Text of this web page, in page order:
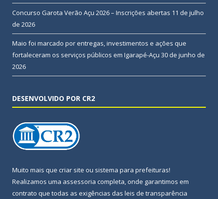
Concurso Garota Verão Açu 2026 – Inscrições abertas 11 de julho
de 2026
Maio foi marcado por entregas, investimentos e ações que
fortaleceram os serviços públicos em Igarapé-Açu 30 de junho de
2026
DESENVOLVIDO POR CR2
Muito mais que criar site ou sistema para prefeituras!
Realizamos uma assessoria completa, onde garantimos em
contrato que todas as exigências das leis de transparência